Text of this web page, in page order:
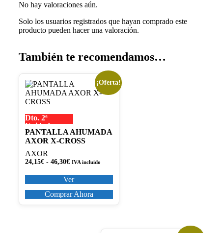
No hay valoraciones aún.
Solo los usuarios registrados que hayan comprado este
producto pueden hacer una valoración.
También te recomendamos…
¡Oferta!
Dto. 2ª
Unidad
PANTALLA AHUMADA
AXOR X-CROSS
AXOR
24,15€ - 46,30€Rango
precios:
desde
24,15€
hasta
IVA incluido
Ver
Este
producto
tiene
variantes.
Las
opciones
se
pueden
elegir
página
de
producto
Comprar Ahora